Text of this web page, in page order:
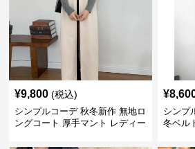
¥9,800 (税込)
シンプルコーデ 秋冬新作 無地ロ
ングコート 厚手マント レディー
¥
シンプ
冬ベル